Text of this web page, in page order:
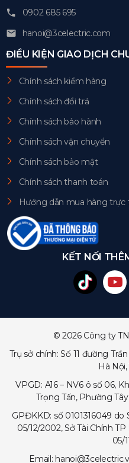
0902 685 695
hanoi@3celectric.com
ĐIỀU KIỆN GIAO DỊCH
Chính sách kiểm hàng
Chính sách đổi trả
Chính sách bảo hành
Chính sách vận chuyển
Chính sách bảo mật
Chính sách thanh toán
Hướng dẫn mua hàng trực
KẾT NỐI
© 2026 Công ty
Trụ sở chính: Số 11 đường
Hà
VPGD: A16 – NV6 ô số 06,
Trọng Tấn, Phường
GPĐKKD: số 0101316049 do
05/12/2002, Sở Tài Chính
05/
Email: